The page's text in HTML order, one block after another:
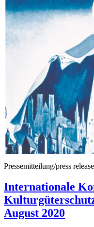
Pressemitteilung/press release
Internationale
August 2020